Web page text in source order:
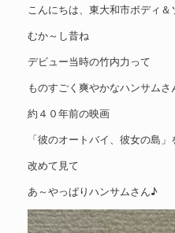
こんにちは、東大和市ボディ
むか～し昔ね
デビュー当時の竹内力って
ものすごく爽やかなハンサムさ
約４０年前の映画
「彼のオートバイ、彼女の島」
改めて見て
あ～やっぱりハンサムさん♪